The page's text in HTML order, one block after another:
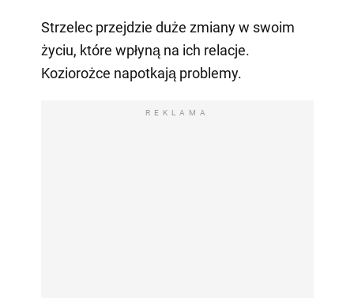
Strzelec przejdzie duże zmiany w swoim
życiu, które wpłyną na ich relacje.
Koziorożce napotkają problemy.
REKLAMA